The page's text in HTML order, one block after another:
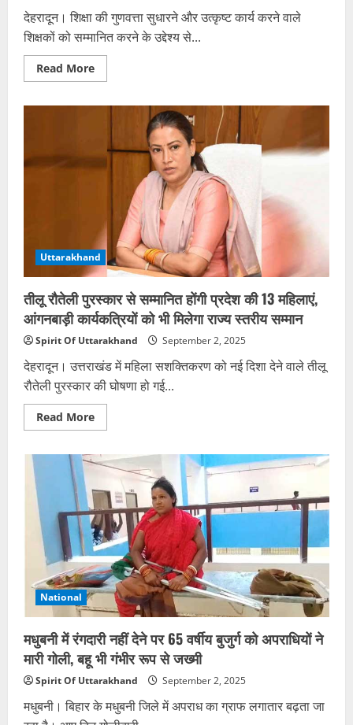
देहरादून। शिक्षा की गुणवत्ता सुधारने और उत्कृष्ट कार्य करने वाले
शिक्षकों को सम्मानित करने के उद्देश्य से...
Read MoreRead
more
पुरस्कार
2024
की
शिक्षक
होंगे
सम्मानित
Uttarakhand
तीलू रौतेली पुरस्कार से सम्मानित होंगी प्रदेश की 13 महिलाएं,
आंगनबाड़ी कार्यकत्रियों को भी मिलेगा राज्य स्तरीय सम्मान
Spirit Of Uttarakhand September 2, 2025
देहरादून। उत्तराखंड में महिला सशक्तिकरण को नई दिशा देने वाले तीलू
रौतेली पुरस्कार की घोषणा हो गई...
Read MoreRead
more
रौतेली
पुरस्कार
सम्मानित
होंगी
प्रदेश
की
13
महिलाएं,
आंगनबाड़ी
कार्यकत्रियों
को
भी
मिलेगा
राज्य
सम्मान
National
मधुबनी में रंगदारी नहीं देने पर 65 वर्षीय बुजुर्ग को अपराधियों ने
मारी गोली, बहू भी गंभीर रूप से जख्मी
Spirit Of Uttarakhand September 2, 2025
मधुबनी। बिहार के मधुबनी जिले में अपराध का ग्राफ लगातार बढ़ता जा